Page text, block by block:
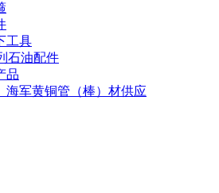
工具
石油配件
品
海军黄铜管（棒）材供应